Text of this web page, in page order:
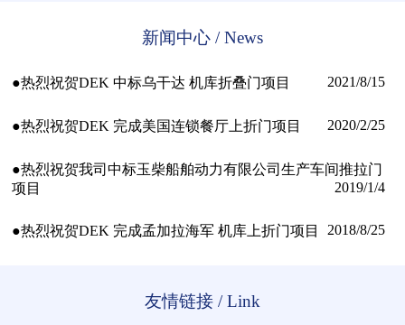
新闻中心 / News
●热烈祝贺DEK 中标乌干达 机库折叠门项目 2021/8/15
●热烈祝贺DEK 完成美国连锁餐厅上折门项目 2020/2/25
●热烈祝贺我司中标玉柴船舶动力有限公司生产车间推拉门
项目
2019/1/4
●热烈祝贺DEK 完成孟加拉海军 机库上折门项目 2018/8/25
友情链接 / Link